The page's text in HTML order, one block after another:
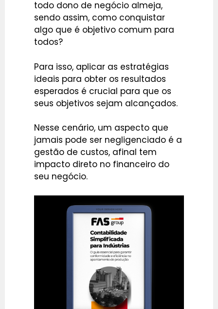
todo dono de negócio almeja,
sendo assim, como conquistar
algo que é objetivo comum para
todos?
Para isso, aplicar as estratégias
ideais para obter os resultados
esperados é crucial para que os
seus objetivos sejam alcançados.
Nesse cenário, um aspecto que
jamais pode ser negligenciado é a
gestão de custos, afinal tem
impacto direto no financeiro do
seu negócio.